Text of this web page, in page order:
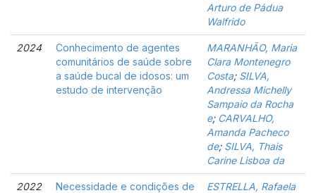
Arturo de Pádua
Walfrido
2024
Conhecimento de agentes
comunitários de saúde sobre
a saúde bucal de idosos: um
estudo de intervenção
MARANHÃO, Maria
Clara Montenegro
Costa; SILVA,
Andressa Michelly
Sampaio da Rocha
e; CARVALHO,
Amanda Pacheco
de; SILVA, Thais
Carine Lisboa da
2022
Necessidade e condições de
ESTRELLA, Rafaela